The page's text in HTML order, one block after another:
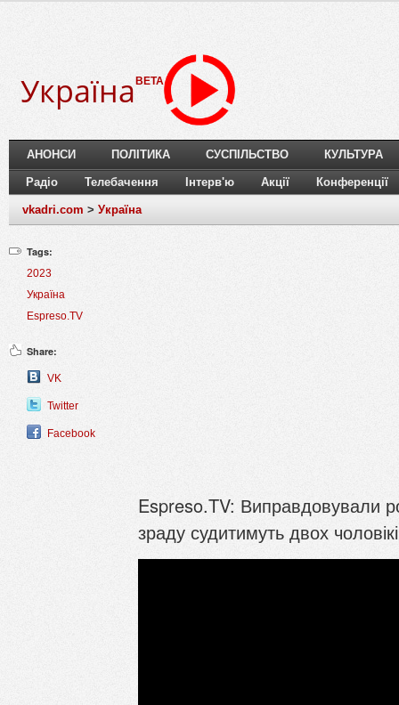
Україна BETA
АНОНСИ ПОЛІТИКА СУСПІЛЬСТВО КУЛЬТУРА
Радіо Телебачення Інтерв'ю Акції Конференції
vkadri.com > Україна
Tags:
2023
Україна
Espreso.TV
Share:
VK
Twitter
Facebook
Espreso.TV: Виправдовували
зраду судитимуть двох